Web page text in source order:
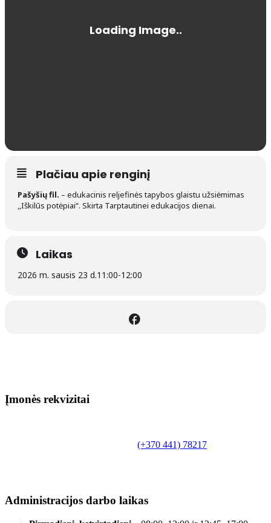
Plačiau apie renginį
Pašyšių fil. – edukacinis reljefinės tapybos glaistu užsiėmimas
,,Iškilūs potėpiai“. Skirta Tarptautinei edukacijos dienai.
Laikas
2026 m. sausis 23 d.11:00-12:00
Įmonės rekvizitai
(+370 441) 78217
Administracijos darbo laikas